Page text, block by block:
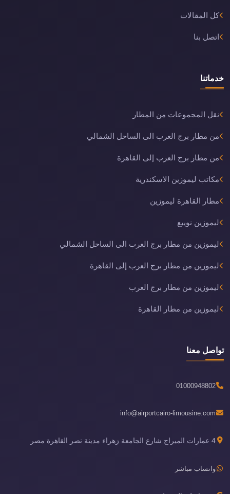
كل المقالات
اتصل بنا
خدماتنا
نقل المجموعات من المطار
من مطار برج العرب الى الساحل الشمالي
من مطار برج العرب إلى القاهرة
مكاتب ليموزين الاسكندرية
مطار القاهرة ليموزين
ليموزين نويبع
ليموزين من مطار برج العرب الى الساحل الشمالي
ليموزين من مطار برج العرب إلى القاهرة
ليموزين من مطار برج العرب
ليموزين من مطار القاهرة
تواصل معنا
01000948802
info@airportcairo-limousine.com
4 عمارات الميراج شارع الجامعة زهراء مدينة نصر القاهرة مصر
واتساب مباشر